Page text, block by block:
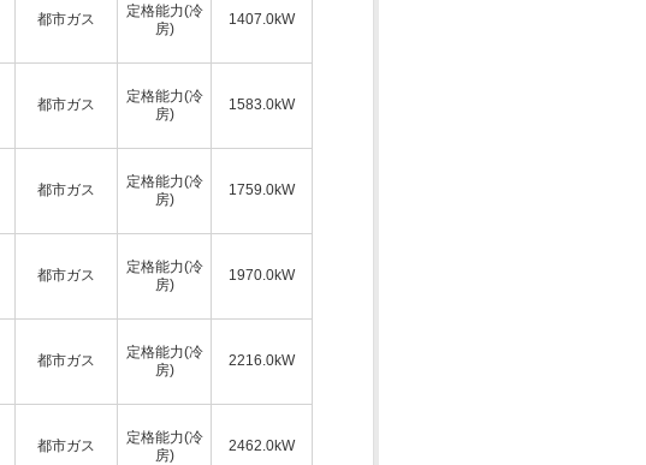
都市ガス
定格能力(冷
房)
1407.0kW
都市ガス
定格能力(冷
房)
1583.0kW
都市ガス
定格能力(冷
房)
1759.0kW
都市ガス
定格能力(冷
房)
1970.0kW
都市ガス
定格能力(冷
房)
2216.0kW
都市ガス
定格能力(冷
房)
2462.0kW